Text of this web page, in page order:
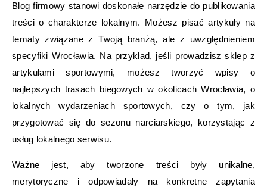
Blog firmowy stanowi doskonałe narzędzie do publikowania
treści o charakterze lokalnym. Możesz pisać artykuły na
tematy związane z Twoją branżą, ale z uwzględnieniem
specyfiki Wrocławia. Na przykład, jeśli prowadzisz sklep z
artykułami sportowymi, możesz tworzyć wpisy o
najlepszych trasach biegowych w okolicach Wrocławia, o
lokalnych wydarzeniach sportowych, czy o tym, jak
przygotować się do sezonu narciarskiego, korzystając z
usług lokalnego serwisu.
Ważne jest, aby tworzone treści były unikalne,
merytoryczne i odpowiadały na konkretne zapytania